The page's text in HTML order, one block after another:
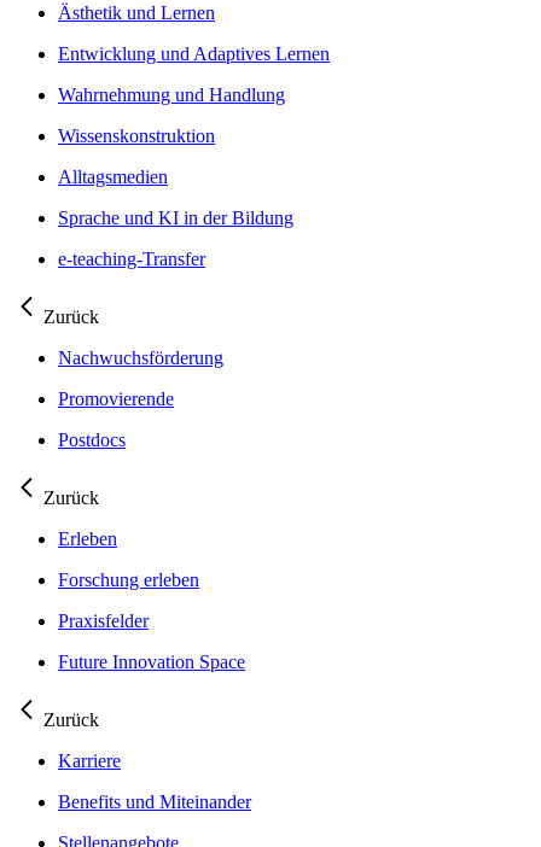
Ästhetik und Lernen
Entwicklung und Adaptives Lernen
Wahrnehmung und Handlung
Wissenskonstruktion
Alltagsmedien
Sprache und KI in der Bildung
e-teaching-Transfer
Zurück
Nachwuchsförderung
Promovierende
Postdocs
Zurück
Erleben
Forschung erleben
Praxisfelder
Future Innovation Space
Zurück
Karriere
Benefits und Miteinander
Stellenangebote